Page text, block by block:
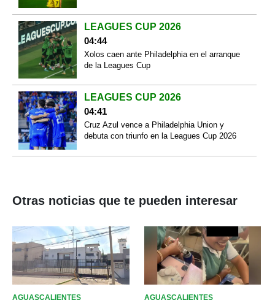
LEAGUES CUP 2026
04:44
Xolos caen ante Philadelphia en el arranque
de la Leagues Cup
LEAGUES CUP 2026
04:41
Cruz Azul vence a Philadelphia Union y
debuta con triunfo en la Leagues Cup 2026
Otras noticias que te pueden interesar
AGUASCALIENTES AGUASCALIENTES